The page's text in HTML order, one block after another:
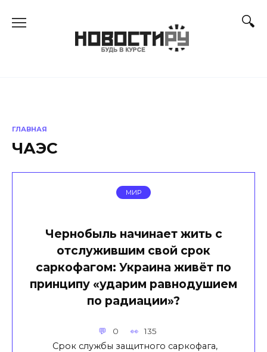
ГЛАВНАЯ
ЧАЭС
МИР
Чернобыль начинает жить с
отслужившим свой срок
саркофагом: Украина живёт по
принципу «ударим равнодушием
по радиации»?
0 135
Срок службы защитного саркофага,